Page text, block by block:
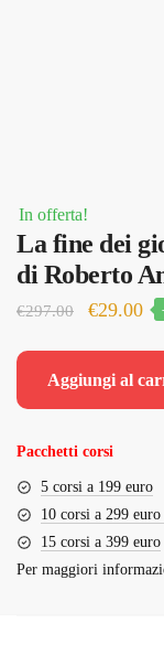
In offerta!
La fine dei
di Roberto
€297.00
Il
originale
€29.00Il
Aggiungi al
Pacchetti corsi
5 corsi a 199 euro
10 corsi a 299
15 corsi a 399 euro
Per maggiori